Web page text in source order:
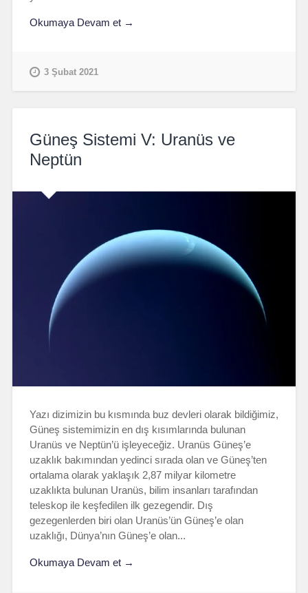
Okumaya Devam et →
3 Şubat 2021
Güneş Sistemi V: Uranüs ve
Neptün
Yazı dizimizin bu kısmında buz devleri olarak bildiğimiz,
Güneş sistemimizin en dış kısımlarında bulunan
Uranüs ve Neptün’ü işleyeceğiz. Uranüs Güneş’e
uzaklık bakımından yedinci sırada olan ve Güneş’ten
ortalama olarak yaklaşık 2,87 milyar kilometre
uzaklıkta bulunan Uranüs, bilim insanları tarafından
teleskop ile keşfedilen ilk gezegendir. Dış
gezegenlerden biri olan Uranüs’ün Güneş’e olan
uzaklığı, Dünya’nın Güneş’e olan...
Okumaya Devam et →